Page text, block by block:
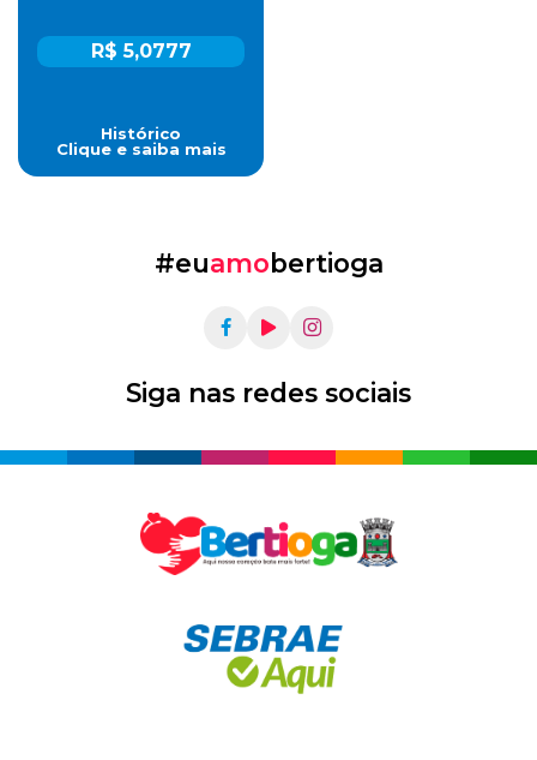
R$ 5,0777
Histórico
Clique e saiba mais
#euamobertioga
Siga nas redes sociais